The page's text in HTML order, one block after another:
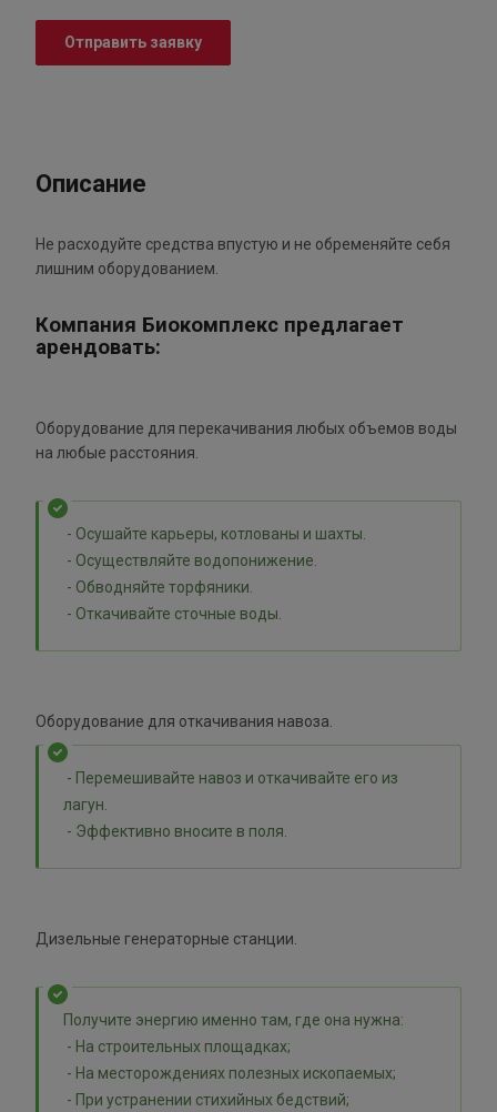
Отправить заявку
Описание
Не расходуйте средства впустую и не обременяйте себя
лишним оборудованием.
Компания Биокомплекс предлагает
арендовать:
Оборудование для перекачивания любых объемов воды
на любые расстояния.
- Осушайте карьеры, котлованы и шахты.
- Осуществляйте водопонижение.
- Обводняйте торфяники.
- Откачивайте сточные воды.
Оборудование для откачивания навоза.
- Перемешивайте навоз и откачивайте его из
лагун.
- Эффективно вносите в поля.
Дизельные генераторные станции.
Получите энергию именно там, где она нужна:
- На строительных площадках;
- На месторождениях полезных ископаемых;
- При устранении стихийных бедствий;